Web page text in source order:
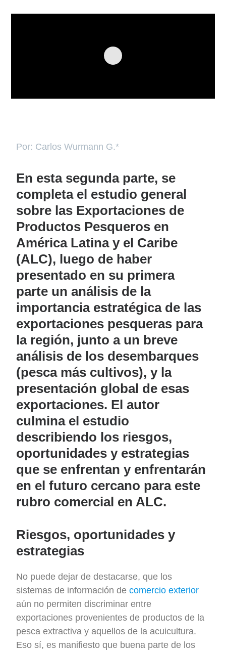
Por: Carlos Wurmann G.*
En esta segunda parte, se
completa el estudio general
sobre las Exportaciones de
Productos Pesqueros en
América Latina y el Caribe
(ALC), luego de haber
presentado en su primera
parte un análisis de la
importancia estratégica de las
exportaciones pesqueras para
la región, junto a un breve
análisis de los desembarques
(pesca más cultivos), y la
presentación global de esas
exportaciones. El autor
culmina el estudio
describiendo los riesgos,
oportunidades y estrategias
que se enfrentan y enfrentarán
en el futuro cercano para este
rubro comercial en ALC.
Riesgos, oportunidades y
estrategias
No puede dejar de destacarse, que los
sistemas de información de comercio exterior
aún no permiten discriminar entre
exportaciones provenientes de productos de la
pesca extractiva y aquellos de la acuicultura.
Eso sí, es manifiesto que buena parte de los